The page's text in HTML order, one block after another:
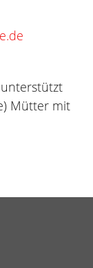
Mütter mit